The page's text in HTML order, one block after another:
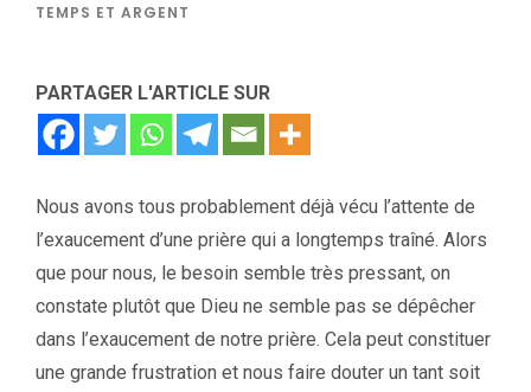
TEMPS ET ARGENT
PARTAGER L'ARTICLE SUR
Nous avons tous probablement déjà vécu l’attente de
l’exaucement d’une prière qui a longtemps traîné. Alors
que pour nous, le besoin semble très pressant, on
constate plutôt que Dieu ne semble pas se dépêcher
dans l’exaucement de notre prière. Cela peut constituer
une grande frustration et nous faire douter un tant soit